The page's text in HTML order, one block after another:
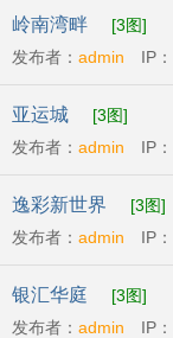
04-07
岭南湾畔
[3图]
发布者： admin IP：
亚运城
[3图]
发布者： admin IP：
间:2011-04-01
逸彩新世界
[3图]
发布者： admin IP：
间:2011-04-16
银汇华庭
[3图]
发布者： admin IP：